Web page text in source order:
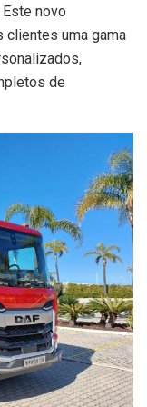
novo
clientes uma gama
de